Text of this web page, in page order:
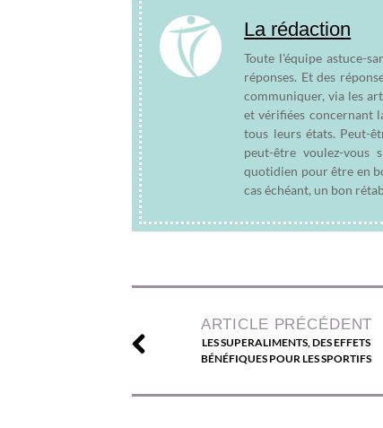
La rédaction
Toute l'équipe astuce-
réponses. Et des
communiquer, via les
et vérifiées concernant
tous leurs états. Peut-
peut-être voulez-vous
quotidien pour être en
cas échéant, un bon
ARTICLE PRÉCÉDENT
LES SUPERALIMENTS, DES EFFETS
BÉNÉFIQUES POUR LES SPORTIFS